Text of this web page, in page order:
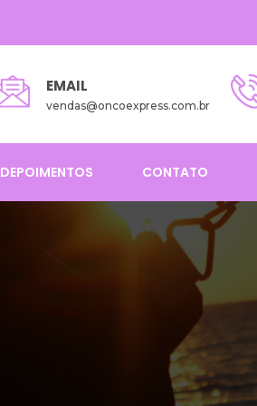
EMAIL
vendas@oncoexpress.com.br
DEPOIMENTOS CONTATO